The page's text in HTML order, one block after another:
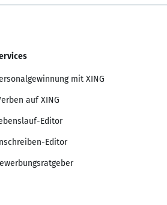
mit XING
auf XING
Editor
Editor